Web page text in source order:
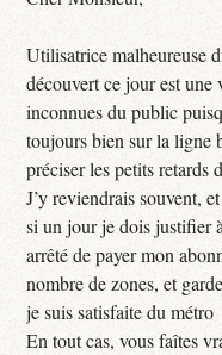
Utilisatrice malheureuse
découvert ce jour est
inconnues du public
toujours bien sur la ligne
préciser les petits retards
J’y reviendrais souvent,
si un jour je dois justifier
arrêté de payer mon
nombre de zones, et
je suis satisfaite du
En tout cas, vous faîtes